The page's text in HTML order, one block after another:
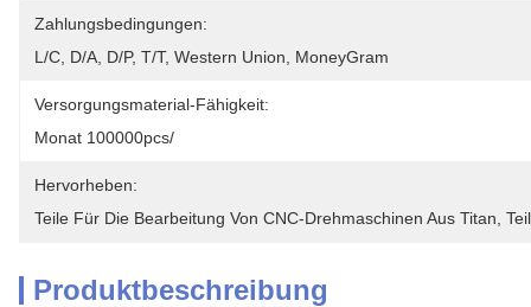
Zahlungsbedingungen:
L/C, D/A, D/P, T/T, Western Union, MoneyGram
Versorgungsmaterial-Fähigkeit:
Monat 100000pcs/
Hervorheben:
Teile Für Die Bearbeitung Von CNC-Drehmaschinen Aus Titan
Produktbeschreibung